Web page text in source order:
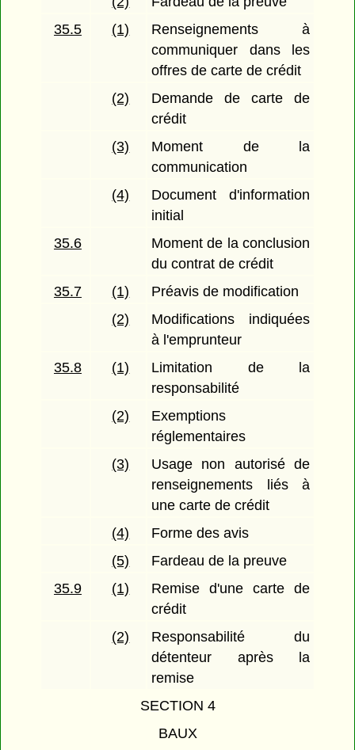
35.5
(1)
Renseignements à
communiquer dans les
offres de carte de crédit
(2)
Demande de carte de
crédit
(3)
Moment de la
communication
(4)
Document d'information
initial
35.6
Moment de la conclusion
du contrat de crédit
35.7
(1)
Préavis de modification
(2)
Modifications indiquées
à l'emprunteur
35.8
(1)
Limitation de la
responsabilité
(2)
Exemptions
réglementaires
(3)
Usage non autorisé de
renseignements liés à
une carte de crédit
(4)
Forme des avis
(5)
Fardeau de la preuve
35.9
(1)
Remise d'une carte de
crédit
(2)
Responsabilité du
détenteur après la
remise
SECTION 4
BAUX